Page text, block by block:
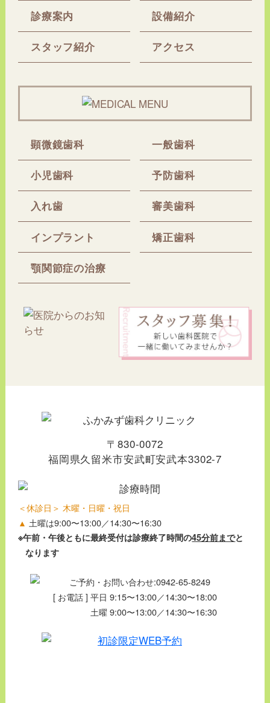
診療案内 設備紹介
スタッフ紹介 アクセス
顕微鏡歯科 一般歯科
小児歯科 予防歯科
入れ歯 審美歯科
インプラント 矯正歯科
顎関節症の治療
〒830-0072
福岡県久留米市安武町安武本3302-7
＜休診日＞ 木曜・日曜・祝日
▲ 土曜は9:00〜13:00／14:30〜16:30
※午前・午後ともに最終受付は診療終了時間の45分前までと
なります
[ お電話 ] 平日 9:15〜13:00／14:30〜18:00
土曜 9:00〜13:00／14:30〜16:30